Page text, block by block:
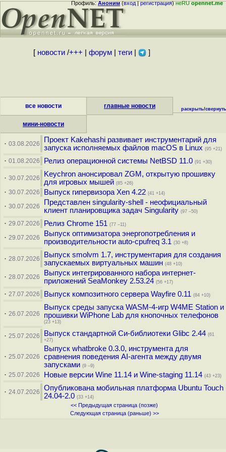
Профиль:Аноним(вход|регистрация)неRUopennet.me
[ новости/+++ форум| теги| ]
все новости главные новости
мини-новости
раскрыть/свернуть
· 03.08.2026
Проект Kakehashi развивает инструментарий для
запуска исполняемых файлов macOS в Linux (95 +21)
· 01.08.2026 Релиз операционной системы NetBSD 11.0 (91 +30)
· 30.07.2026
Keychron анонсировал ZGM, открытую прошивку
для игровых мышей (85 +26)
· 30.07.2026 Выпуск гипервизора Xen 4.22 (41 +14)
· 30.07.2026
Представлен singularity-shell - неофициальный
клиент планировщика задач Singularity (97 –50)
· 29.07.2026 Релиз Chrome 151 (77 –11)
· 29.07.2026
Выпуск оптимизатора энергопотребления и
производительности auto-cpufreq 3.1 (30 +8)
· 28.07.2026
Выпуск smolvm 1.7, инструментария для создания
запускаемых виртуальных машин (48 +10)
· 28.07.2026
Выпуск интегрированного набора интернет-
приложений SeaMonkey 2.53.24 (56 +17)
· 27.07.2026 Выпуск композитного сервера Wayfire 0.11 (84 +10)
· 26.07.2026
Выпуск среды запуска WASM-4-игр W4ME Station и
прошивки WiPhone Lab для кнопочных телефонов
(23 +13)
· 25.07.2026 Выпуск стандартной Си-библиотеки Glibc 2.44 (61
+27)
· 25.07.2026
Выпуск whatbroke 0.3.0, инструмента для
сравнения поведения AI-агента между двумя
запусками (9 –9)
· 25.07.2026 Новые версии Wine 11.14 и Wine-staging 11.14 (43 +23)
· 24.07.2026
Опубликована мобильная платформа Ubuntu Touch
24.04-2.0 (33 +14)
<< Предыдущая страница (позже)
Следующая страница (раньше) >>